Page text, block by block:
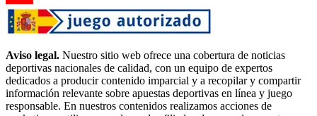
Aviso legal. Nuestro sitio web ofrece una cobertura de noticias
deportivas nacionales de calidad, con un equipo de expertos
dedicados a producir contenido imparcial y a recopilar y compartir
información relevante sobre apuestas deportivas en línea y juego
responsable. En nuestros contenidos realizamos acciones de